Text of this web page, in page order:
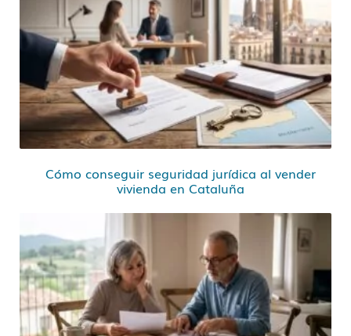
Cómo conseguir seguridad jurídica al vender
vivienda en Cataluña